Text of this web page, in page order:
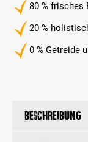
80 % frisches
20 %
0 % Getreide
Beschreibung